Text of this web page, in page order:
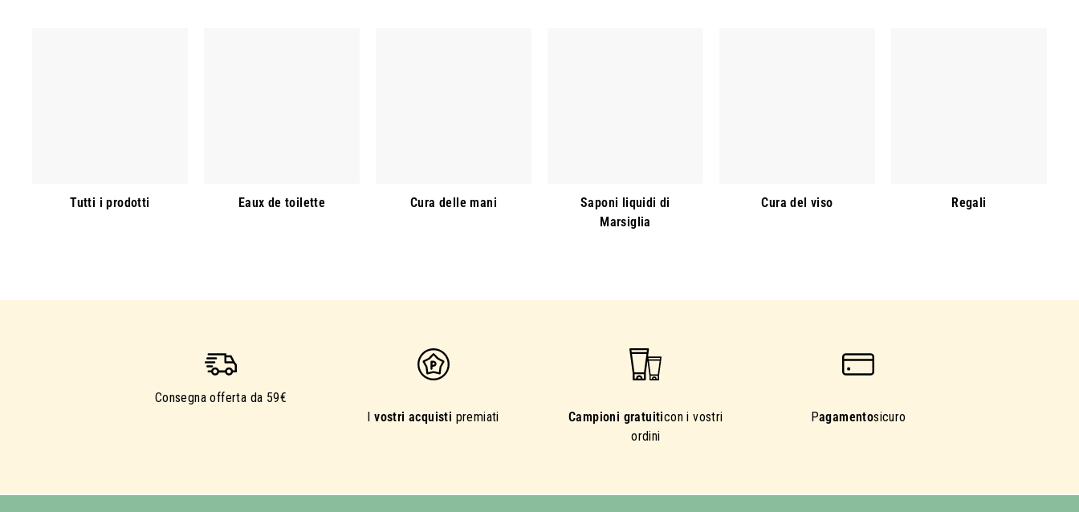
Tutti i prodotti Eaux de toilette Cura delle mani
Saponi liquidi di
Marsiglia
Cura del viso Regali
Consegna offerta da 59€
Ivostri acquisti premiati Campioni gratuiticon i vostri
ordini
Pagamentosicuro